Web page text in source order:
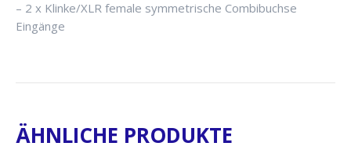
– 2 x Klinke/XLR female symmetrische Combibuchse
Eingänge
ÄHNLICHE PRODUKTE